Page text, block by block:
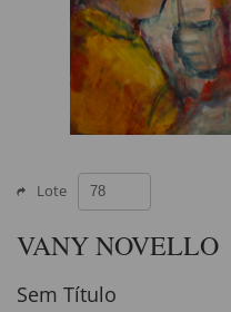
Lote
VANY NOVELLO
Sem Título